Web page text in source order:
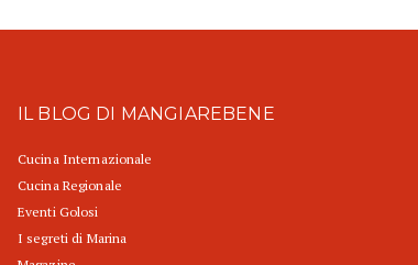
IL BLOG DI MANGIAREBENE
Cucina Internazionale
Cucina Regionale
Eventi Golosi
I segreti di Marina